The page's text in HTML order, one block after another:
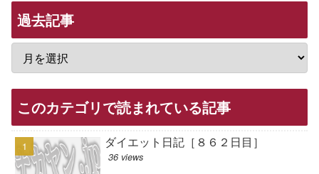
過去記事
このカテゴリで読まれている記事
ダイエット日記［８６２日目］
36 views